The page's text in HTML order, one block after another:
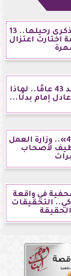
سناء مظهر في ذكرى رحيلها.. 13
اختارت اعتزال
فيلم الحريف بعد 43 عامًا.. لماذا
إمام بدلًا...
مبادرة «فوق الـ40».. وزارة العمل
لأصحاب
في واقعة
التحقيقات